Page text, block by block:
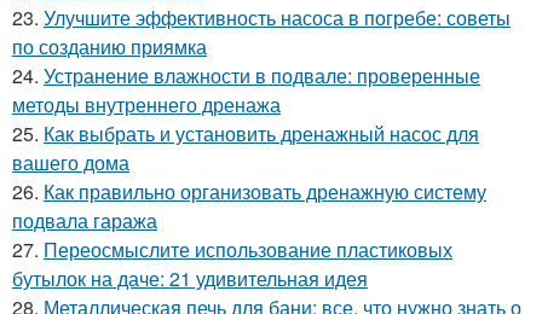
23. Улучшите эффективность насоса в погребе: советы
по созданию приямка
24. Устранение влажности в подвале: проверенные
методы внутреннего дренажа
25. Как выбрать и установить дренажный насос для
вашего дома
26. Как правильно организовать дренажную систему
подвала гаража
27. Переосмыслите использование пластиковых
бутылок на даче: 21 удивительная идея
28. Металлическая печь для бани: все, что нужно знать о